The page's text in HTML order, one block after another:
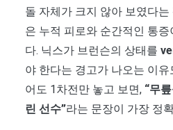
돌 자체가 크지 않아 보였다
은 누적 피로와 순간적인 통
다. 닉스가 브런슨의 상태를
야 한다는 경고가 나오는 이
어도 1차전만 놓고 보면, “무
린 선수”라는 문장이 가장 정